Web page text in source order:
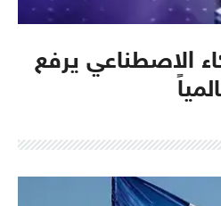
الاصطناعي يرفع